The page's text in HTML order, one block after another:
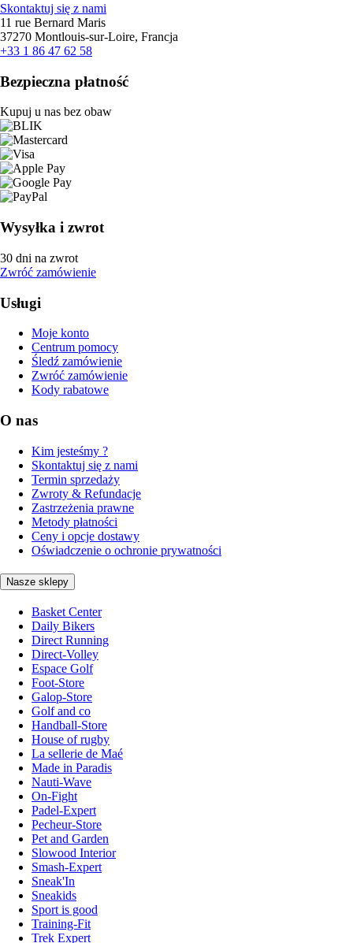
Skontaktuj się z nami
11 rue Bernard Maris
37270 Montlouis-sur-Loire, Francja
+33 1 86 47 62 58
Bezpieczna płatność
Kupuj u nas bez obaw
Wysyłka i zwrot
30 dni na zwrot
Zwróć zamówienie
Usługi
Moje konto
Centrum pomocy
Śledź zamówienie
Zwróć zamówienie
Kody rabatowe
O nas
Kim jesteśmy ?
Skontaktuj się z nami
Termin sprzedaży
Zwroty & Refundacje
Zastrzeżenia prawne
Metody płatności
Ceny i opcje dostawy
Oświadczenie o ochronie prywatności
Nasze sklepy
Basket Center
Daily Bikers
Direct Running
Direct-Volley
Espace Golf
Foot-Store
Galop-Store
Golf and co
Handball-Store
House of rugby
La sellerie de Maé
Made in Paradis
Nauti-Wave
On-Fight
Padel-Expert
Pecheur-Store
Pet and Garden
Slowood Interior
Smash-Expert
Sneak'In
Sneakids
Sport is good
Training-Fit
Trek Expert